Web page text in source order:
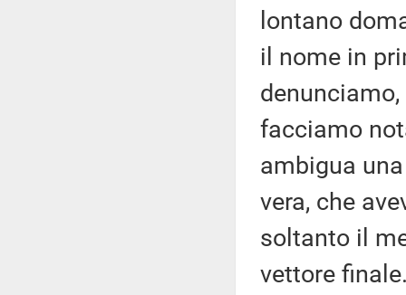
lontano
il nome in
facciamo
ambigua
vera, che
soltanto il
vettore